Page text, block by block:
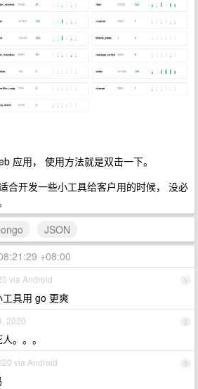
应用， 使用方法就是双击一下。
合开发一些小工具给客户用的时候， 没必
JSON
+08:00
1
via Android
具用 go 更爽
2
2020
。。。
3
via Android